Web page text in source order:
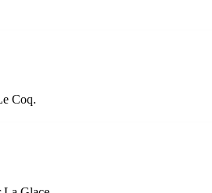
Coq.